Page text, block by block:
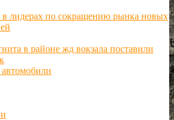
в лидерах по сокращению рынка новых
в районе жд вокзала поставили